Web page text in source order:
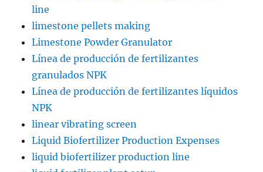
line
limestone pellets making
Limestone Powder Granulator
Línea de producción de fertilizantes
granulados NPK
Línea de producción de fertilizantes líquidos
NPK
linear vibrating screen
Liquid Biofertilizer Production Expenses
liquid biofertilizer production line